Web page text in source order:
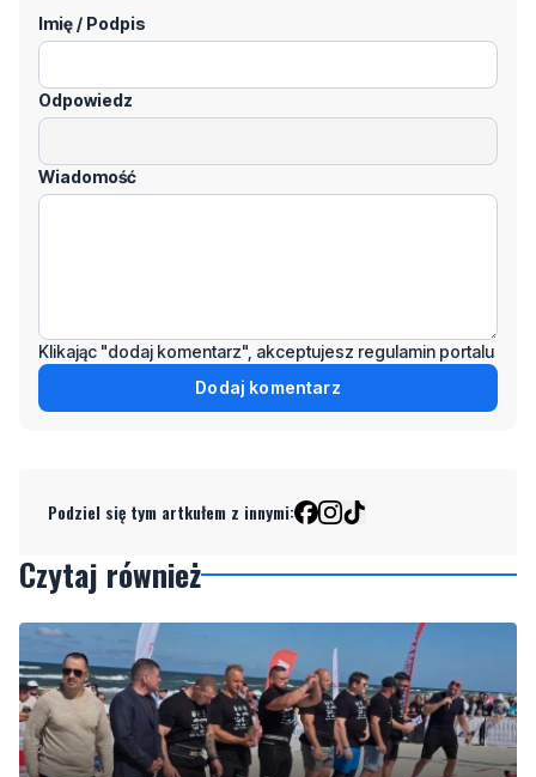
Odpowiedz
Wiadomość